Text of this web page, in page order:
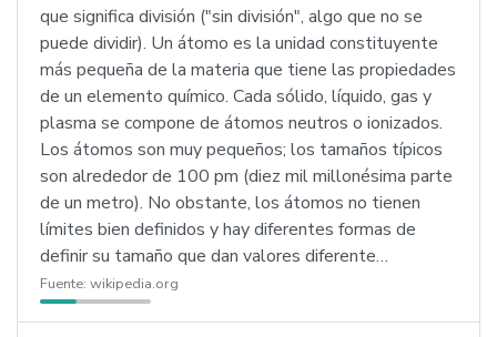
que significa división ("sin división", algo que no se
puede dividir). Un átomo es la unidad constituyente
más pequeña de la materia que tiene las propiedades
de un elemento químico. Cada sólido, líquido, gas y
plasma se compone de átomos neutros o ionizados.
Los átomos son muy pequeños; los tamaños típicos
son alrededor de 100 pm (diez mil millonésima parte
de un metro). No obstante, los átomos no tienen
límites bien definidos y hay diferentes formas de
definir su tamaño que dan valores diferente…
Fuente: wikipedia.org